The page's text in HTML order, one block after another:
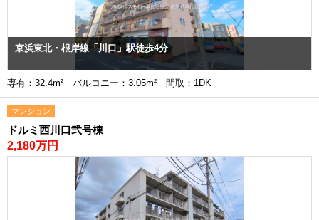
京浜東北・根岸線「川口」駅徒歩4分
専有：32.4m² バルコニー：3.05m² 間取：1DK
マンション
ドルミ西川口弐号棟
2,180万円